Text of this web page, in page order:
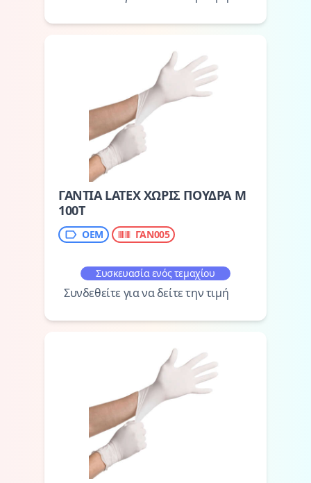
ΓΑΝΤΙΑ LATEX ΧΩΡΙΣ ΠΟΥΔΡΑ Μ
100Τ
OEM ΓΑΝ005
Συσκευασία ενός τεμαχίου
Συνδεθείτε για να δείτε την τιμή